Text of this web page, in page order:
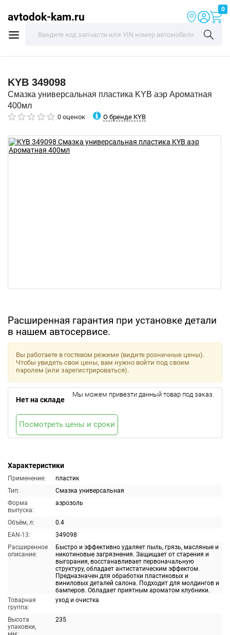
avtodok-kam.ru
0
KYB 349098
Смазка универсальная пластика KYB аэр Ароматная
400мл
0 оценок О бренде KYB
Расширенная гарантия при установке детали
в нашем автосервисе.
Характеристики
Применение:
пластик
Тип:
Смазка универсальная
Форма
выпуска:
аэрозоль
Объём, л:
0.4
EAN-13:
349098
Расширенное
описание:
Быстро и эффективно удаляет пыль, грязь, масляные и
никотиновые загрязнения. Защищает от старения и
выгорания, восстанавливает первоначальную
структуру, обладает антистатическим эффектом.
Предназначен для обработки пластиковых и
виниловых деталей салона. Подходит для молдингов и
бамперов. Обладает приятным ароматом клубники.
Товарная
группа:
уход и очистка
Высота
упаковки,
235
Вы работаете в гостевом режиме (видите розничные цены).
Чтобы увидеть свои цены, вам нужно войти под своим
паролем (или зарегистрироваться).
Нет на складе
Мы можем привезти данный товар под заказ.
Посмотреть цены и сроки